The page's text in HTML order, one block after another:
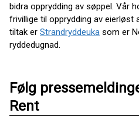
bidra opprydding av søppel. Vår
frivillige til opprydding av eierløst
tiltak er Strandryddeuka som er
ryddedugnad.
Følg
Rent